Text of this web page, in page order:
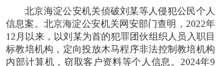
北京海淀公安机关侦破刘某等人侵犯公民个人
信息案。北京海淀公安机关网安部门查明，2022年
12月以来，以刘某为首的犯罪团伙组织人员入职目
标教培机构，定向投放木马程序非法控制教培机构
内部计算机，窃取客户资料等个人信息。2024年9